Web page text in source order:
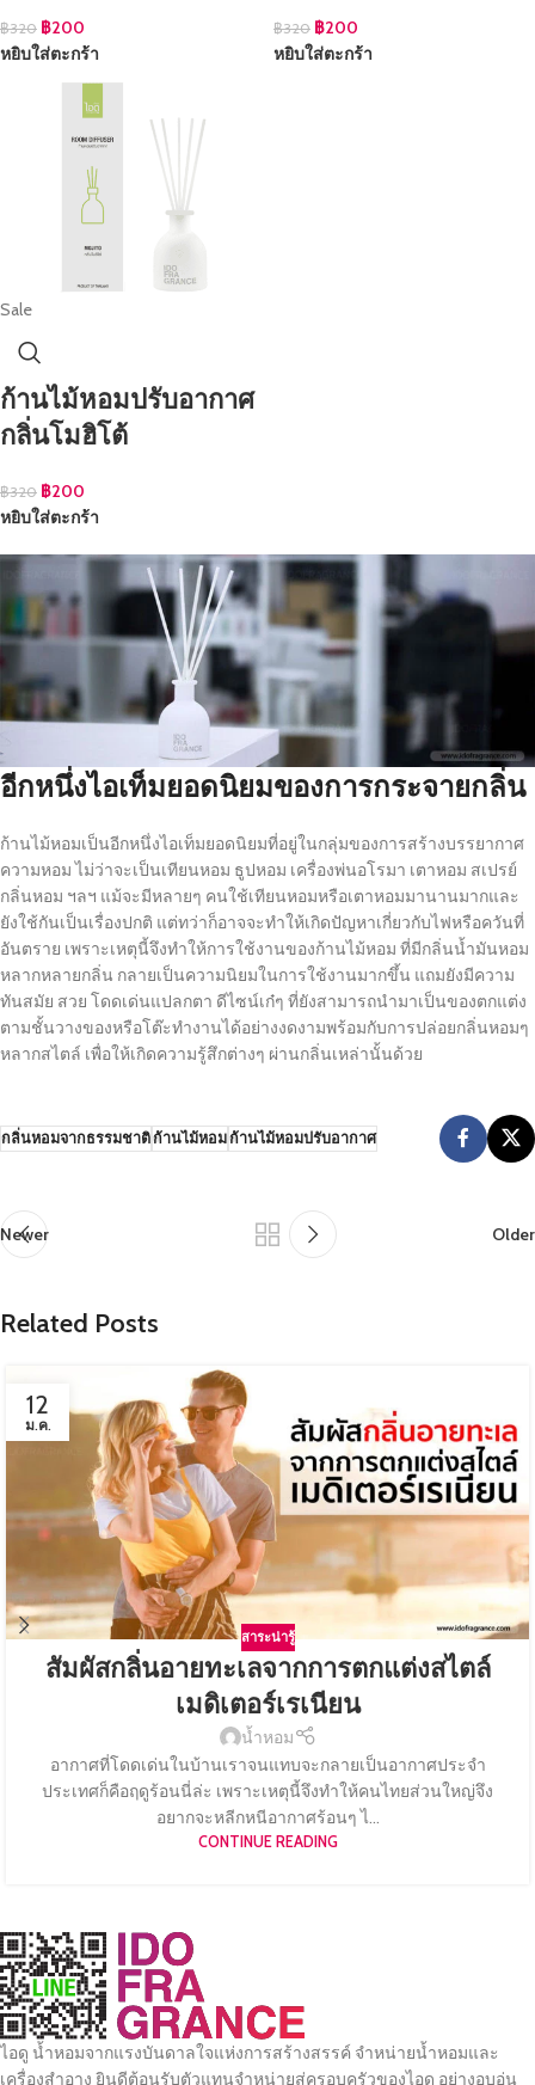
฿320 ฿200
หยิบใส่ตะกร้า
฿320 ฿200
หยิบใส่ตะกร้า
Sale
ก้านไม้หอมปรับอากาศ
กลิ่นโมฮิโต้
฿320 ฿200
หยิบใส่ตะกร้า
อีกหนึ่งไอเท็มยอดนิยมของการกระจายกลิ่น
ก้านไม้หอมเป็นอีกหนึ่งไอเท็มยอดนิยมที่อยู่ในกลุ่มของการสร้างบรรยากาศ
ความหอม ไม่ว่าจะเป็นเทียนหอม ธูปหอม เครื่องพ่นอโรมา เตาหอม สเปรย์
กลิ่นหอม ฯลฯ แม้จะมีหลายๆ คนใช้เทียนหอมหรือเตาหอมมานานมากและ
ยังใช้กันเป็นเรื่องปกติ แต่ทว่าก็อาจจะทำให้เกิดปัญหาเกี่ยวกับไฟหรือควันที่
อันตราย เพราะเหตุนี้จึงทำให้การใช้งานของก้านไม้หอม ที่มีกลิ่นน้ำมันหอม
หลากหลายกลิ่น กลายเป็นความนิยมในการใช้งานมากขึ้น แถมยังมีความ
ทันสมัย สวย โดดเด่นแปลกตา ดีไซน์เก๋ๆ ที่ยังสามารถนำมาเป็นของตกแต่ง
ตามชั้นวางของหรือโต๊ะทำงานได้อย่างงดงามพร้อมกับการปล่อยกลิ่นหอมๆ
หลากสไตล์ เพื่อให้เกิดความรู้สึกต่างๆ ผ่านกลิ่นเหล่านั้นด้วย
กลิ่นหอมจากธรรมชาติก้านไม้หอมก้านไม้หอมปรับอากาศ
Newer Older
Related Posts
12
ม.ค.
สาระน่ารู้
สัมผัสกลิ่นอายทะเลจากการตกแต่งสไตล์
เมดิเตอร์เรเนียน
น้ำหอม
อากาศที่โดดเด่นในบ้านเราจนแทบจะกลายเป็นอากาศประจำ
ประเทศก็คือฤดูร้อนนี่ล่ะ เพราะเหตุนี้จึงทำให้คนไทยส่วนใหญ่จึง
อยากจะหลีกหนีอากาศร้อนๆ ไ...
CONTINUE READING
ไอดู น้ำหอมจากแรงบันดาลใจแห่งการสร้างสรรค์ จำหน่ายน้ำหอมและ
เครื่องสำอาง ยินดีต้อนรับตัวแทนจำหน่ายสู่ครอบครัวของไอดู อย่างอบอุ่น